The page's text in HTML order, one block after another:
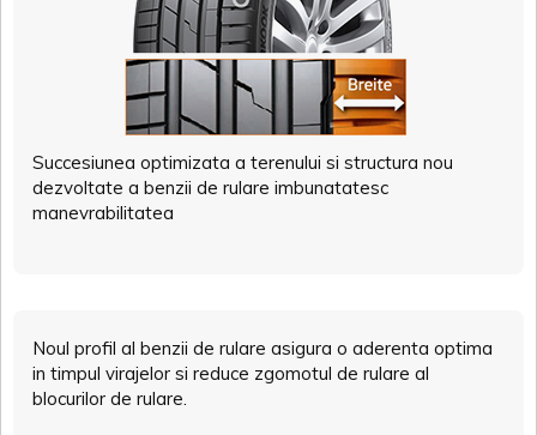
Succesiunea optimizata a terenului si structura nou
dezvoltate a benzii de rulare imbunatatesc
manevrabilitatea
Noul profil al benzii de rulare asigura o aderenta optima
in timpul virajelor si reduce zgomotul de rulare al
blocurilor de rulare.